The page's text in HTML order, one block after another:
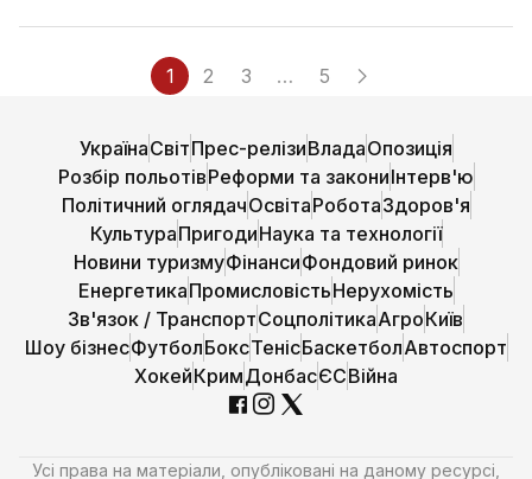
1 2 3 … 5
УкраїнаСвітПрес-релізиВладаОпозиція
Розбір польотівРеформи та закониІнтерв'ю
Політичний оглядачОсвітаРоботаЗдоров'я
КультураПригодиНаука та технології
Новини туризмуФінансиФондовий ринок
ЕнергетикаПромисловістьНерухомість
Зв'язок / ТранспортСоцполітикаАгроКиїв
Шоу бізнесФутболБоксТенісБаскетболАвтоспорт
ХокейКримДонбасЄСВійна
Усі права на матеріали, опубліковані на даному ресурсі,